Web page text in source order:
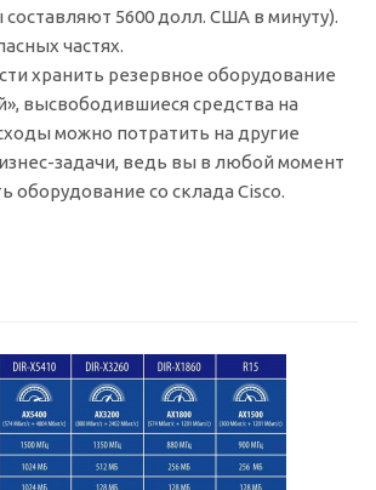
5600 долл. США в минуту).
частях.
хранить резервное оборудование
высвободившиеся средства на
можно потратить на другие
задачи, ведь вы в любой момент
оборудование со склада Cisco.